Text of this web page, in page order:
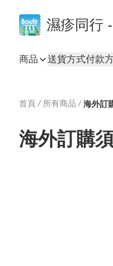
濕疹同行
商品 送貨方式付款
首頁 / 所有商品 / 海外訂
海外訂購